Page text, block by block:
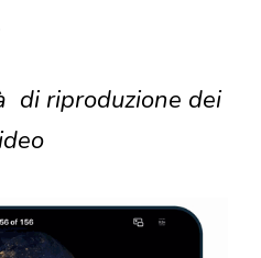
di riproduzione dei